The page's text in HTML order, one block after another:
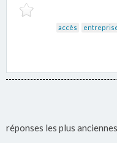
accès
réponses les plus anciennes